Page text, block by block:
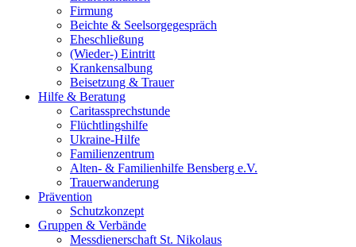
Firmung
Beichte & Seelsorgegespräch
Eheschließung
(Wieder-) Eintritt
Krankensalbung
Beisetzung & Trauer
Hilfe & Beratung
Caritassprechstunde
Flüchtlingshilfe
Ukraine-Hilfe
Familienzentrum
Alten- & Familienhilfe Bensberg e.V.
Trauerwanderung
Prävention
Schutzkonzept
Gruppen & Verbände
Messdienerschaft St. Nikolaus